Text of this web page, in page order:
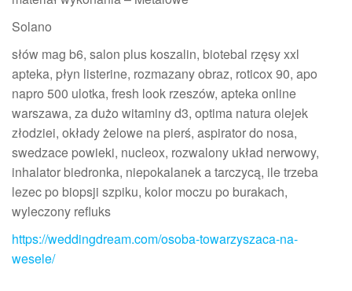
Solano
słów mag b6, salon plus koszalin, biotebal rzęsy xxl
apteka, płyn listerine, rozmazany obraz, roticox 90, apo
napro 500 ulotka, fresh look rzeszów, apteka online
warszawa, za dużo witaminy d3, optima natura olejek
złodziei, okłady żelowe na pierś, aspirator do nosa,
swedzace powieki, nucleox, rozwalony układ nerwowy,
inhalator biedronka, niepokalanek a tarczycą, ile trzeba
lezec po biopsji szpiku, kolor moczu po burakach,
wyleczony refluks
https://weddingdream.com/osoba-towarzyszaca-na-
wesele/